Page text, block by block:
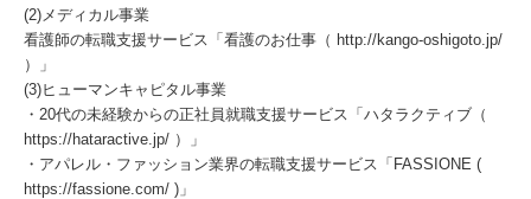
(2)メディカル事業
看護師の転職支援サービス「看護のお仕事（ http://kango-oshigoto.jp/
）」
(3)ヒューマンキャピタル事業
・20代の未経験からの正社員就職支援サービス「ハタラクティブ（
https://hataractive.jp/ ）」
・アパレル・ファッション業界の転職支援サービス「FASSIONE (
https://fassione.com/ )」